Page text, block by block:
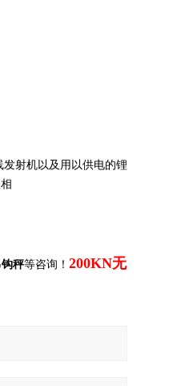
射机以及用以供电的锂
秤等咨询！ 200KN无